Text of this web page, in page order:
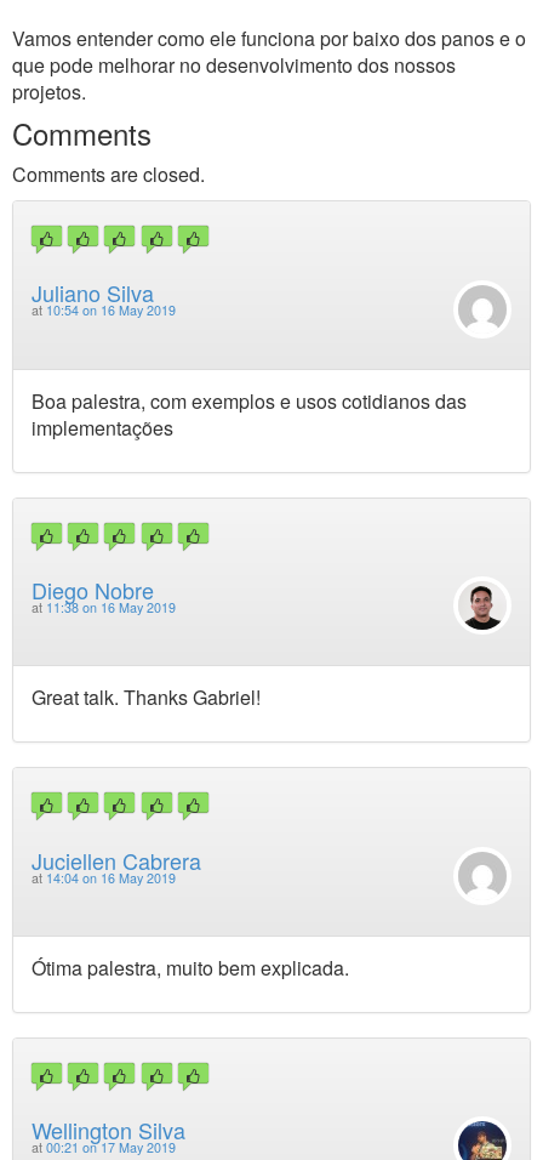
Vamos entender como ele funciona por baixo dos panos e o
que pode melhorar no desenvolvimento dos nossos
projetos.
Comments
Comments are closed.
Juliano Silva
at 10:54 on 16 May 2019
Boa palestra, com exemplos e usos cotidianos das
implementações
Diego Nobre
at 11:38 on 16 May 2019
Great talk. Thanks Gabriel!
Juciellen Cabrera
at 14:04 on 16 May 2019
Ótima palestra, muito bem explicada.
Wellington Silva
at 00:21 on 17 May 2019